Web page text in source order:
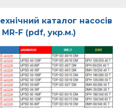
каталог насосів
MR-F (pdf, укр.м.)